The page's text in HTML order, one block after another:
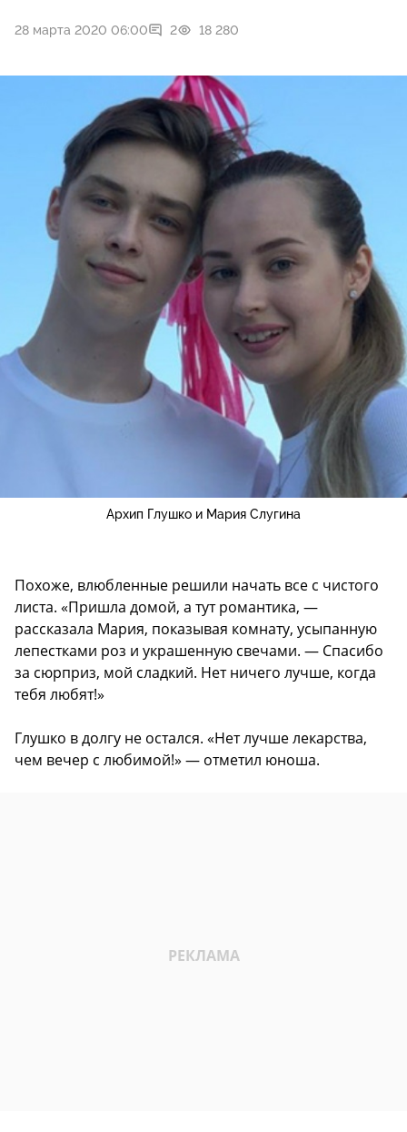
28 марта 2020 06:00 2 18 280
Архип Глушко и Мария Слугина
Похоже, влюбленные решили начать все с чистого
листа. «Пришла домой, а тут романтика, —
рассказала Мария, показывая комнату, усыпанную
лепестками роз и украшенную свечами. — Спасибо
за сюрприз, мой сладкий. Нет ничего лучше, когда
тебя любят!»
Глушко в долгу не остался. «Нет лучше лекарства,
чем вечер с любимой!» — отметил юноша.